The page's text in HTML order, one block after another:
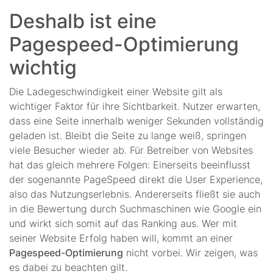
Deshalb ist eine
Pagespeed-Optimierung
wichtig
Die Ladegeschwindigkeit einer Website gilt als
wichtiger Faktor für ihre Sichtbarkeit. Nutzer erwarten,
dass eine Seite innerhalb weniger Sekunden vollständig
geladen ist. Bleibt die Seite zu lange weiß, springen
viele Besucher wieder ab. Für Betreiber von Websites
hat das gleich mehrere Folgen: Einerseits beeinflusst
der sogenannte PageSpeed direkt die User Experience,
also das Nutzungserlebnis. Andererseits fließt sie auch
in die Bewertung durch Suchmaschinen wie Google ein
und wirkt sich somit auf das Ranking aus. Wer mit
seiner Website Erfolg haben will, kommt an einer
Pagespeed-Optimierung nicht vorbei. Wir zeigen, was
es dabei zu beachten gilt.